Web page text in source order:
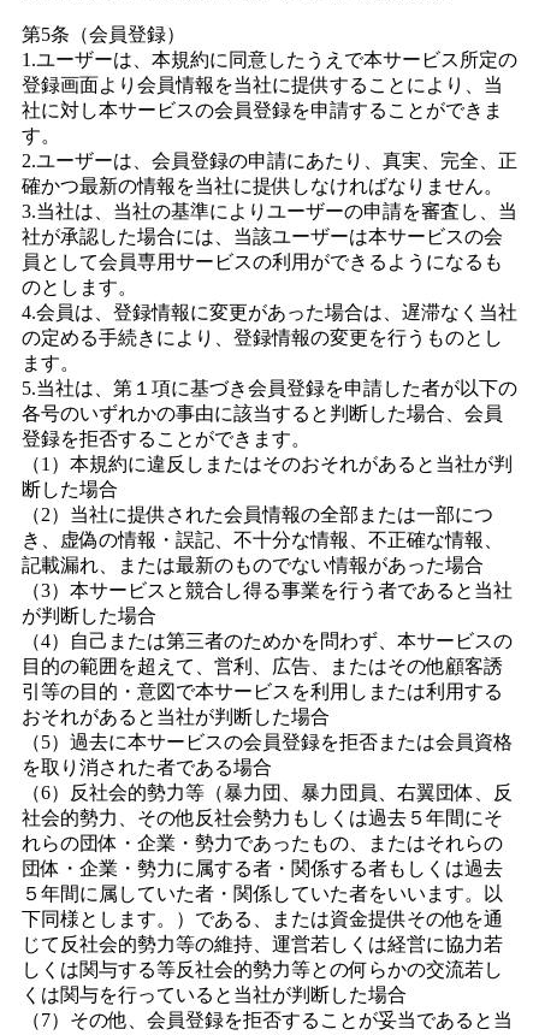
第5条（会員登録）
1.ユーザーは、本規約に同意したうえで本サービス所定の
登録画面より会員情報を当社に提供することにより、当
社に対し本サービスの会員登録を申請することができま
す。
2.ユーザーは、会員登録の申請にあたり、真実、完全、正
確かつ最新の情報を当社に提供しなければなりません。
3.当社は、当社の基準によりユーザーの申請を審査し、当
社が承認した場合には、当該ユーザーは本サービスの会
員として会員専用サービスの利用ができるようになるも
のとします。
4.会員は、登録情報に変更があった場合は、遅滞なく当社
の定める手続きにより、登録情報の変更を行うものとし
ます。
5.当社は、第１項に基づき会員登録を申請した者が以下の
各号のいずれかの事由に該当すると判断した場合、会員
登録を拒否することができます。
（1）本規約に違反しまたはそのおそれがあると当社が判
断した場合
（2）当社に提供された会員情報の全部または一部につ
き、虚偽の情報・誤記、不十分な情報、不正確な情報、
記載漏れ、または最新のものでない情報があった場合
（3）本サービスと競合し得る事業を行う者であると当社
が判断した場合
（4）自己または第三者のためかを問わず、本サービスの
目的の範囲を超えて、営利、広告、またはその他顧客誘
引等の目的・意図で本サービスを利用しまたは利用する
おそれがあると当社が判断した場合
（5）過去に本サービスの会員登録を拒否または会員資格
を取り消された者である場合
（6）反社会的勢力等（暴力団、暴力団員、右翼団体、反
社会的勢力、その他反社会勢力もしくは過去５年間にそ
れらの団体・企業・勢力であったもの、またはそれらの
団体・企業・勢力に属する者・関係する者もしくは過去
５年間に属していた者・関係していた者をいいます。以
下同様とします。）である、または資金提供その他を通
じて反社会的勢力等の維持、運営若しくは経営に協力若
しくは関与する等反社会的勢力等との何らかの交流若し
くは関与を行っていると当社が判断した場合
（7）その他、会員登録を拒否することが妥当であると当